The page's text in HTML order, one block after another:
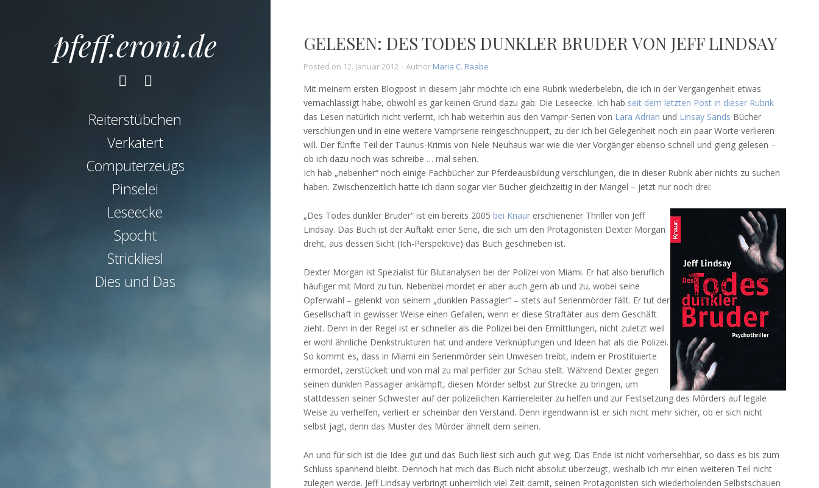
pfeff.eroni.de
FacebookInstagram
Reiterstübchen
Verkatert
Computerzeugs
Pinselei
Leseecke
Spocht
Strickliesl
Dies und Das
GELESEN: DES TODES DUNKLER BRUDER VON JEFF LINDSAY
Posted on 12. Januar 2012 Author Maria C. Raabe
Mit meinem ersten Blogpost in diesem Jahr möchte ich eine Rubrik wiederbelebn, die ich in der Vergangenheit etwas
vernachlässigt habe, obwohl es gar keinen Grund dazu gab: Die Leseecke. Ich hab seit dem letzten Post in dieser Rubrik
das Lesen natürlich nicht verlernt, ich hab weiterhin aus den Vampir-Serien von Lara Adrian und Linsay Sands Bücher
verschlungen und in eine weitere Vamprserie reingeschnuppert, zu der ich bei Gelegenheit noch ein paar Worte verlieren
will. Der fünfte Teil der Taunus-Krimis von Nele Neuhaus war wie die vier Vorgänger ebenso schnell und gierig gelesen –
ob ich dazu noch was schreibe … mal sehen.
Ich hab „nebenher“ noch einige Fachbücher zur Pferdeausbildung verschlungen, die in dieser Rubrik aber nichts zu suchen
haben. Zwischenzeitlich hatte ich dann sogar vier Bücher gleichzeitig in der Mangel – jetzt nur noch drei:
„Des Todes dunkler Bruder“ ist ein bereits 2005 bei Knaurerschienener Thriller von Jeff
Lindsay. Das Buch ist der Auftakt einer Serie, die sich um den Protagonisten Dexter Morgan
dreht, aus dessen Sicht (Ich-Perspektive) das Buch geschrieben ist.
Dexter Morgan ist Spezialist für Blutanalysen bei der Polizei von Miami. Er hat also beruflich
häufiger mit Mord zu tun. Nebenbei mordet er aber auch gern ab und zu, wobei seine
Opferwahl – gelenkt von seinem „dunklen Passagier“ – stets auf Serienmörder fällt. Er tut der
Gesellschaft in gewisser Weise einen Gefallen, wenn er diese Straftäter aus dem Geschäft
zieht. Denn in der Regel ist er schneller als die Polizei bei den Ermittlungen, nicht zuletzt weil
er wohl ähnliche Denkstrukturen hat und andere Verknüpfungen und Ideen hat als die Polizei.
So kommt es, dass in Miami ein Serienmörder sein Unwesen treibt, indem er Prostituierte
ermordet, zerstückelt und von mal zu mal perfider zur Schau stellt. Während Dexter gegen
seinen dunklen Passagier ankämpft, diesen Mörder selbst zur Strecke zu bringen, um
stattdessen seiner Schwester auf der polizeilichen Karriereleiter zu helfen und zur Festsetzung des Mörders auf legale
Weise zu verhelfen, verliert er scheinbar den Verstand. Denn irgendwann ist er sich nicht mehr sicher, ob er sich nicht
selbst jagt, denn das Muster des Mörder ähnelt dem seinen.
An und für sich ist die Idee gut und das Buch liest sich auch gut weg. Das Ende ist nicht vorhersehbar, so dass es bis zum
Schluss spannend bleibt. Dennoch hat mich das Buch nicht absolut überzeugt, weshalb ich mir einen weiteren Teil nicht
zulegen werde. Jeff Lindsay verbringt unheimlich viel Zeit damit, seinen Protagonisten sich wiederholenden Selbstschauen